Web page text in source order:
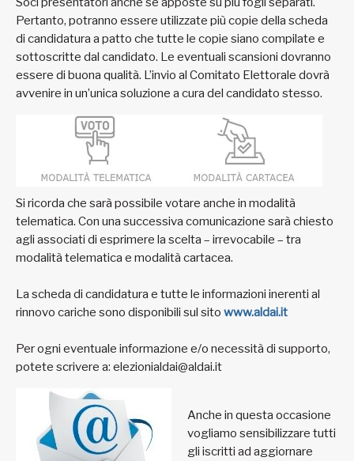
Pertanto, potranno essere utilizzate più copie della scheda
di candidatura a patto che tutte le copie siano compilate e
sottoscritte dal candidato. Le eventuali scansioni dovranno
essere di buona qualità. L’invio al Comitato Elettorale dovrà
avvenire in un’unica soluzione a cura del candidato stesso.
Si ricorda che sarà possibile votare anche in modalità
telematica. Con una successiva comunicazione sarà chiesto
agli associati di esprimere la scelta – irrevocabile – tra
modalità telematica e modalità cartacea.
La scheda di candidatura e tutte le informazioni inerenti al
rinnovo cariche sono disponibili sul sito www.aldai.it
Per ogni eventuale informazione e/o necessità di supporto,
potete scrivere a: elezionialdai@aldai.it
Anche in questa occasione
vogliamo sensibilizzare tutti
gli iscritti ad aggiornare